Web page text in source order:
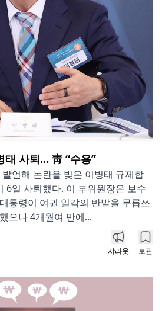
태 사퇴… 靑 “수용”
발언해 논란을 빚은 이병태 규제합
6일 사퇴했다. 이 부위원장은 보수
통령이 여권 일각의 반발을 무릅쓰
으나 4개월여 만에...
샤라웃 보관